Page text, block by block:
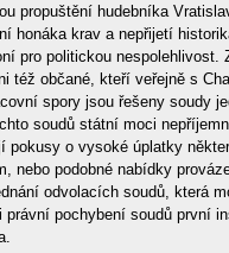
propuštění hudebníka
honáka krav a nepřijetí
pro politickou nespolehlivost.
též občané, kteří veřejně s
spory jsou řešeny soudy
soudů státní moci
pokusy o vysoké úplatky
nebo podobné nabídky
odvolacích soudů, která
právní pochybení soudů první